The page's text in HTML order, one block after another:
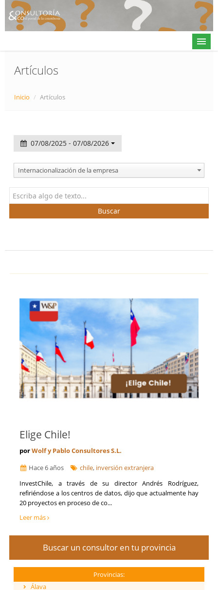
Contacto
𝕏
Artículos
Inicio / Artículos
07/08/2025 - 07/08/2026
Internacionalización de la empresa
Buscar
Elige Chile!
porWolf y Pablo Consultores S.L.
Hace 6 años
chile, inversión extranjera
InvestChile, a través de su director Andrés Rodríguez,
refiriéndose a los centros de datos, dijo que actualmente hay
20 proyectos en proceso de co...
Leer más
Buscar un consultor en tu provincia
Provincias:
Álava